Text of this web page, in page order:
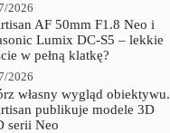
2026
AF 50mm F1.8 Neo i
Lumix DC-S5 – lekkie
w pełną klatkę?
2026
własny wygląd obiektywu.
publikuje modele 3D
serii Neo